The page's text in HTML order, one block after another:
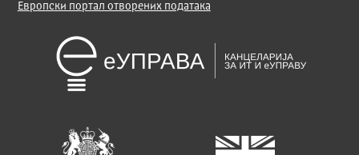
Европски портал отворених података